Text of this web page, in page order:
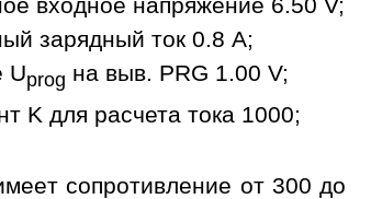
зарядный ток 0.8 A;
Uprog на выв. PRG 1.00 V;
K для расчета тока 1000;
сопротивление от 300 до